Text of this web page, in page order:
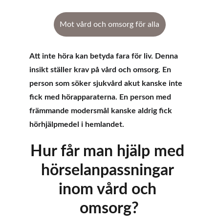
Att inte höra kan betyda fara för liv. Denna
insikt ställer krav på vård och omsorg. En
person som söker sjukvård akut kanske inte
fick med hörapparaterna. En person med
främmande modersmål kanske aldrig fick
hörhjälpmedel i hemlandet.
Mot vård och omsorg för alla
Hur får man hjälp med
hörselanpassningar
inom vård och
omsorg?